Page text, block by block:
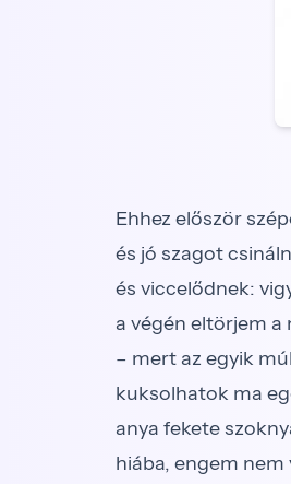
Ehhez először
és jó szagot
és viccelődnek:
a végén eltörjem a
– mert az egyik
kuksolhatok ma
anya fekete
hiába, engem nem